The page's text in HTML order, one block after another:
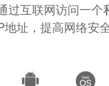
过互联网访问一个
址，提高网络安